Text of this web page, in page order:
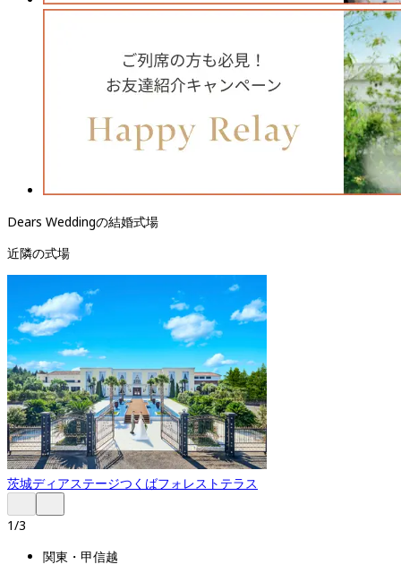
Dears Weddingの結婚式場
近隣の式場
茨城ディアステージつくばフォレストテラス
1/3
関東・甲信越